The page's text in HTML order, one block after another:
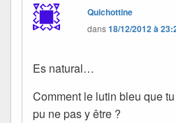
Quichottine
dans18/12/2012 à
Es natural…
Comment le lutin bleu que
pu ne pas y être ?